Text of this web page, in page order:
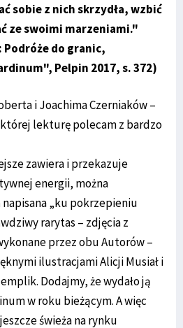
sobie z nich skrzydła, wzbić
ze swoimi marzeniami."
Podróże do granic,
Pelpin 2017, s. 372)
i Joachima Czerniaków –
której lekturę polecam z bardzo
zawiera i przekazuje
energii, można
napisana „ku pokrzepieniu
rarytas – zdjęcia z
przez obu Autorów –
ilustracjami Alicji Musiał i
Dodajmy, że wydało ją
w roku bieżącym. A więc
świeża na rynku